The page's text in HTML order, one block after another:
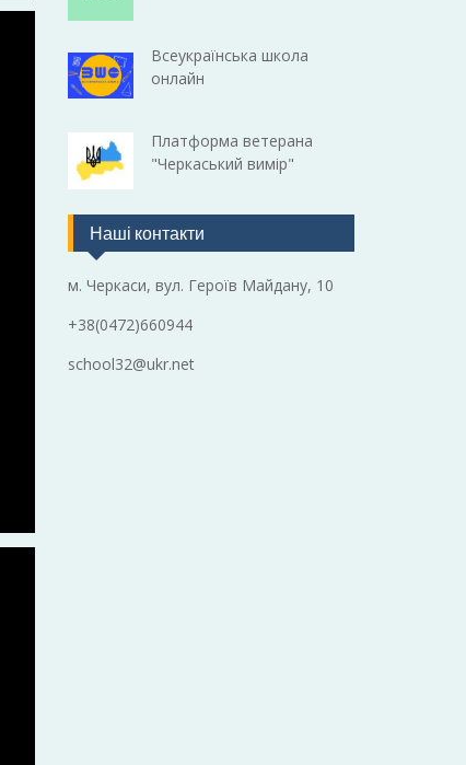
Всеукраїнська школа
онлайн
Платформа ветерана
"Черкаський вимір"
Наші контакти
м. Черкаси, вул. Героїв Майдану, 10
+38(0472)660944
school32@ukr.net